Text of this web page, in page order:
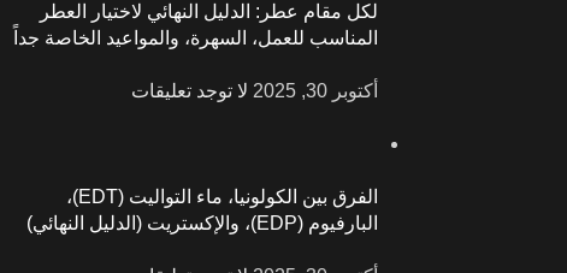
لكل مقام عطر: الدليل النهائي لاختيار العطر
المناسب للعمل، السهرة، والمواعيد الخاصة جداً
أكتوبر 30, 2025 لا توجد تعليقات
الفرق بين الكولونيا، ماء التواليت (EDT)،
البارفيوم (EDP)، والإكستريت (الدليل النهائي)